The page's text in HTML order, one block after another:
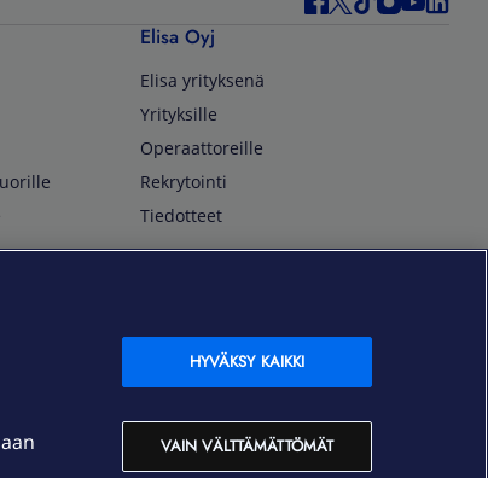
Elisa Oyj
Elisa yrityksenä
Yrityksille
Operaattoreille
Rekrytointi
Tiedotteet
OmaElisa Self Service
Moving to Finland
Elisa Corporation
VAIN VÄLTTÄMÄTTÖMÄT
HYVÄKSY KAIKKI